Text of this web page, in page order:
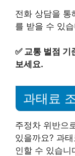
전화 상담을 통
를 받을 수 있
✅ 교통 벌점 기
보세요.
과태료
주정차 위반으
있을까요? 과
인할 수 있습니